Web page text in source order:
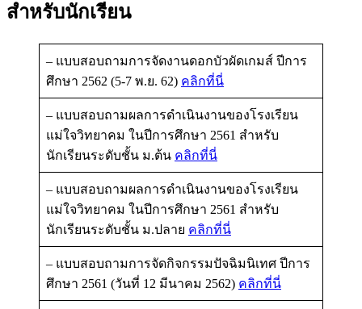
สำหรับนักเรียน
– แบบสอบถามการจัดงานดอกบัวผัดเกมส์ ปีการ
ศึกษา 2562 (5-7 พ.ย. 62) คลิกที่นี่
– แบบสอบถามผลการดำเนินงานของโรงเรียน
แม่ใจวิทยาคม ในปีการศึกษา 2561 สำหรับ
นักเรียนระดับชั้น ม.ต้น คลิกที่นี่
– แบบสอบถามผลการดำเนินงานของโรงเรียน
แม่ใจวิทยาคม ในปีการศึกษา 2561 สำหรับ
นักเรียนระดับชั้น ม.ปลาย คลิกที่นี่
– แบบสอบถามการจัดกิจกรรมปัจฉิมนิเทศ ปีการ
ศึกษา 2561 (วันที่ 12 มีนาคม 2562) คลิกที่นี่